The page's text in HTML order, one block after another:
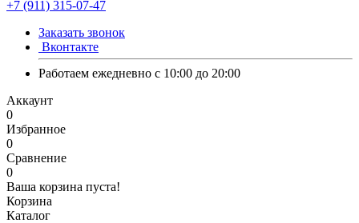
+7 (911) 315-07-47
Заказать звонок
Вконтакте
Работаем ежедневно с 10:00 до 20:00
Аккаунт
0
Избранное
0
Сравнение
0
Ваша корзина пуста!
Корзина
Каталог